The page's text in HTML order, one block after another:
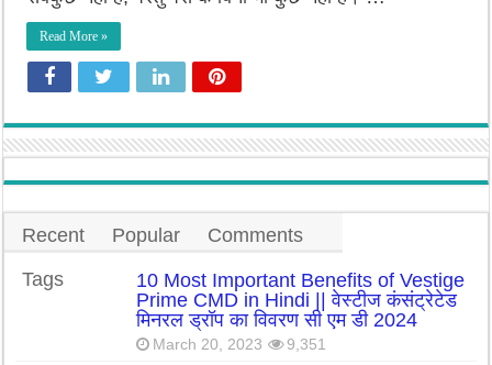
Read More »
Recent Popular
Comments
Tags
10 Most Important Benefits of Vestige
Prime CMD in Hindi || वेस्टीज कंसंट्रेटेड
मिनरल ड्रॉप का विवरण सी एम डी 2024
March 20, 2023 9,351